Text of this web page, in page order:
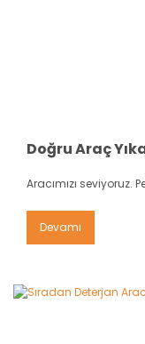
Doğru Araç
Aracımızı seviyoruz.
Devamı